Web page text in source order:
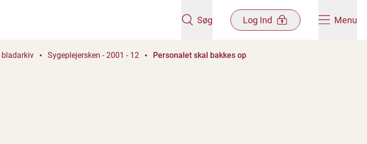
Søg Log Ind Menu
bladarkiv Sygeplejersken - 2001 - 12 Personalet skal bakkes op